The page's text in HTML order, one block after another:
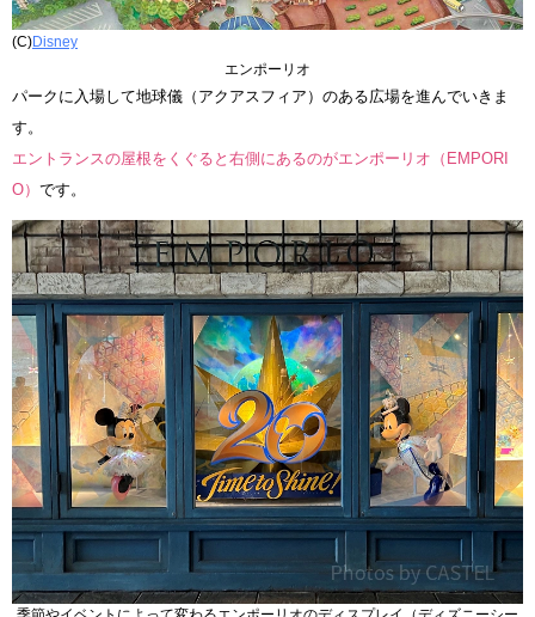
(C)Disney
エンポーリオ
パークに入場して地球儀（アクアスフィア）のある広場を進んでいきま
す。
エントランスの屋根をくぐると右側にあるのがエンポーリオ（EMPORI
O） です。